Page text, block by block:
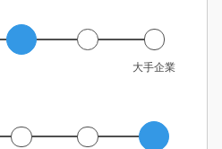
大手企業